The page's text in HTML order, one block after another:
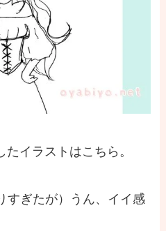
イラストはこちら。
すぎたが）うん、イイ感